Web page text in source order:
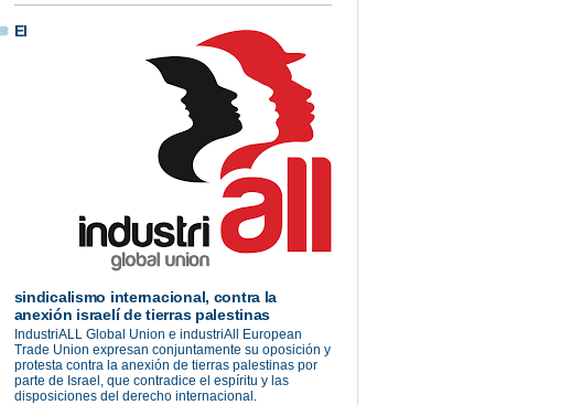
El
sindicalismo internacional, contra la
anexión israelí de tierras palestinas
IndustriALL Global Union e industriAll European
Trade Union expresan conjuntamente su oposición y
protesta contra la anexión de tierras palestinas por
parte de Israel, que contradice el espíritu y las
disposiciones del derecho internacional.